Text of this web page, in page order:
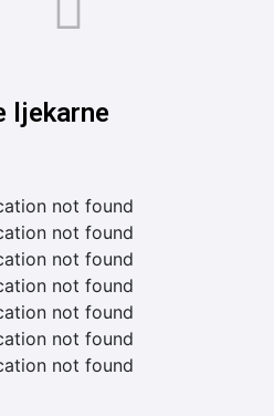
ljekarne
not found
not found
not found
not found
not found
not found
not found